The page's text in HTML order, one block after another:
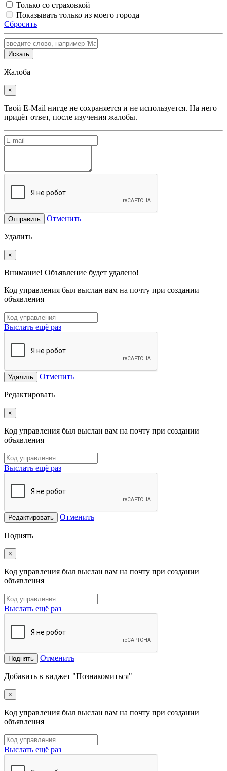
Только со страховкой
Показывать только из моего города
Сбросить
Искать
Жалоба
×
Твой E-Mail нигде не сохраняется и не используется. На него
придёт ответ, после изучения жалобы.
Отправить Отменить
Удалить
×
Внимание! Объявление будет удалено!
Код управления был выслан вам на почту при создании
объявления
Выслать ещё раз
Удалить Отменить
Редактировать
×
Код управления был выслан вам на почту при создании
объявления
Выслать ещё раз
Редактировать Отменить
Поднять
×
Код управления был выслан вам на почту при создании
объявления
Выслать ещё раз
Поднять Отменить
Добавить в виджет "Познакомиться"
×
Код управления был выслан вам на почту при создании
объявления
Выслать ещё раз